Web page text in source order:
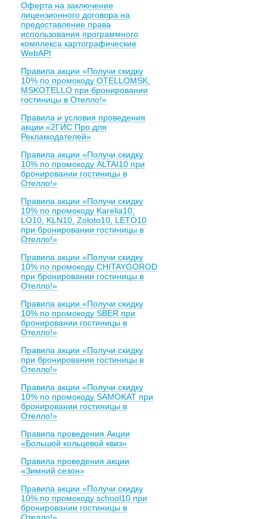
Оферта на заключение
лицензионного договора на
предоставление права
использования программного
комплекса картографические
WebAPI
Правила акции «Получи скидку
10% по промокоду OTELLOMSK,
MSKOTELLO при бронировании
гостиницы в Отелло!»
Правила и условия проведения
акции «2ГИС Про для
Рекламодателей»
Правила акции «Получи скидку
10% по промокоду ALTAI10 при
бронировании гостиницы в
Отелло!»
Правила акции «Получи скидку
10% по промокоду Karelia10,
LO10, KLN10, Zoloto10, LETO10
при бронировании гостиницы в
Отелло!»
Правила акции «Получи скидку
10% по промокоду CHITAYGOROD
при бронировании гостиницы в
Отелло!»
Правила акции «Получи скидку
10% по промокоду SBER при
бронировании гостиницы в
Отелло!»
Правила акции «Получи скидку
при бронировании гостиницы в
Отелло!»
Правила акции «Получи скидку
10% по промокоду SAMOKAT при
бронировании гостиницы в
Отелло!»
Правила проведения Акции
«Большой кольцевой квиз»
Правила проведения акции
«Зимний сезон»
Правила акции «Получи скидку
10% по промокоду school10 при
бронировании гостиницы в